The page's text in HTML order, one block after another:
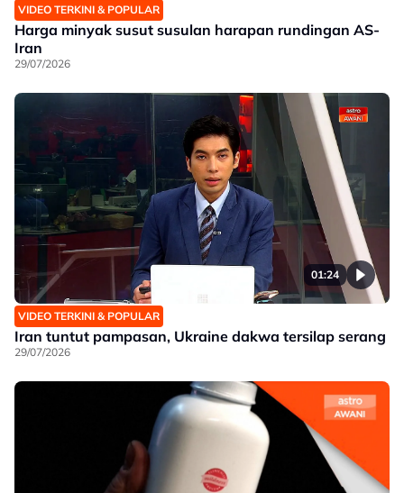
VIDEO TERKINI & POPULAR
Harga minyak susut susulan harapan rundingan AS-
Iran
29/07/2026
01:24
VIDEO TERKINI & POPULAR
Iran tuntut pampasan, Ukraine dakwa tersilap serang
29/07/2026